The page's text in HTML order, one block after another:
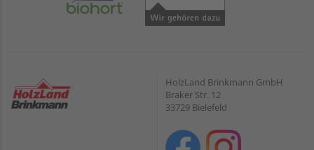
HolzLand Brinkmann GmbH
Braker Str. 12
33729 Bielefeld